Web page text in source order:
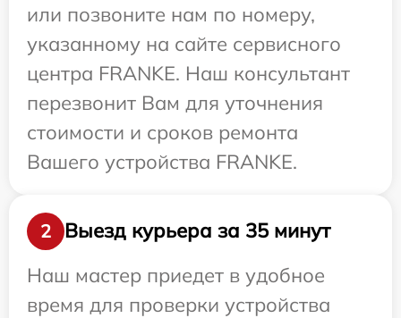
или позвоните нам по номеру,
указанному на сайте сервисного
центра FRANKE. Наш консультант
перезвонит Вам для уточнения
стоимости и сроков ремонта
Вашего устройства FRANKE.
2
Выезд курьера за 35 минут
Наш мастер приедет в удобное
время для проверки устройства